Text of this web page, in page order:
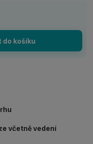
do košíku
včetně vedení